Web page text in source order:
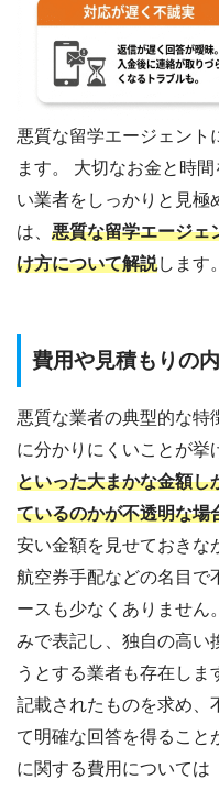
悪質な留学エージェント
ます。 大切なお金と時
い業者をしっかりと見極
は、 悪質な留学エージェ
け方について解説します。
費用や見積もりの
悪質な業者の典型的な特
に分かりにくいことが挙
といった大まかな金額し
ているのかが不透明な場
安い金額を見せておきな
航空券手配などの名目で
ースも少なくありません
みで表記し、独自の高い
うとする業者も存在し
記載されたものを求め、
て明確な回答を得ること
に関する費用については